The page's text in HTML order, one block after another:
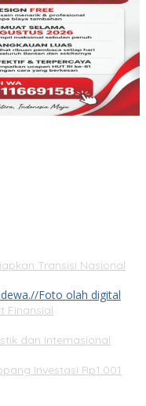
Transisi Nasional
Finansial
dan Internasional
Investasi Rp1.001